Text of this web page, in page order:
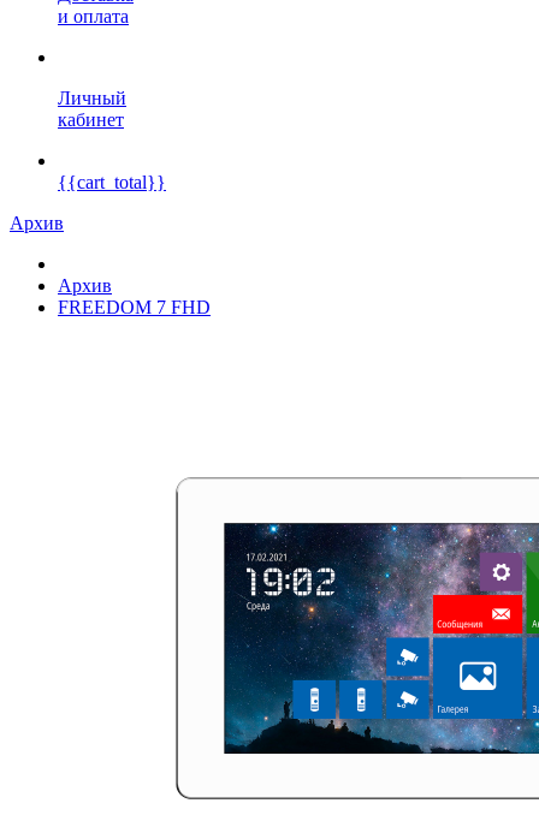
и оплата
Личный
кабинет
{{cart_total}}
Архив
Архив
FREEDOM 7 FHD